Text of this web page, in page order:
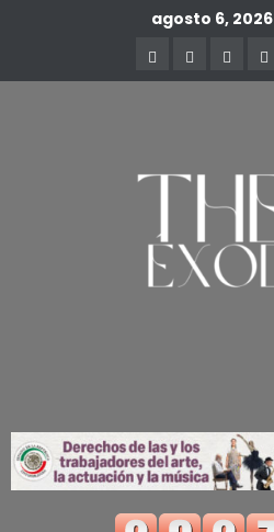
agosto 6, 2026